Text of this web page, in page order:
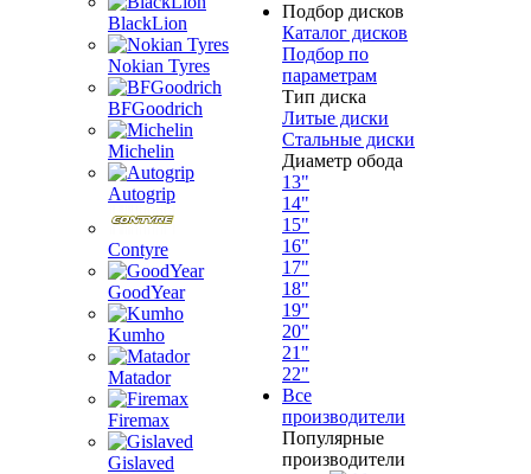
BlackLion
Nokian Tyres
BFGoodrich
Michelin
Autogrip
Contyre
GoodYear
Kumho
Matador
Firemax
Gislaved
Подбор дисков
Каталог дисков
Подбор по
параметрам
Тип диска
Литые диски
Стальные диски
Диаметр обода
13"
14"
15"
16"
17"
18"
19"
20"
21"
22"
Все
производители
Популярные
производители